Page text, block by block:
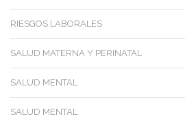
RIESGOS LABORALES
SALUD MATERNA Y PERINATAL
SALUD MENTAL
SALUD MENTAL